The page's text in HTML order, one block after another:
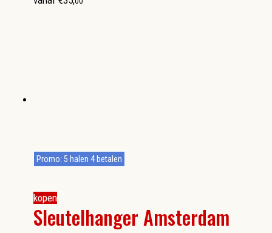
kopen
Sleutelhanger Amsterdam
Promo: 5 halen 4 betalen